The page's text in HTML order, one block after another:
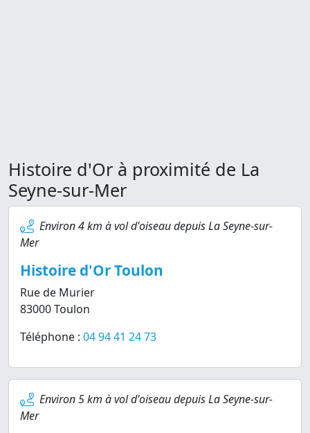
Histoire d'Or à proximité de La
Seyne-sur-Mer
Environ 4 km à vol d'oiseau depuis La Seyne-sur-
Mer
Histoire d'Or Toulon
Rue de Murier
83000 Toulon
Téléphone : 04 94 41 24 73
Environ 5 km à vol d'oiseau depuis La Seyne-sur-
Mer